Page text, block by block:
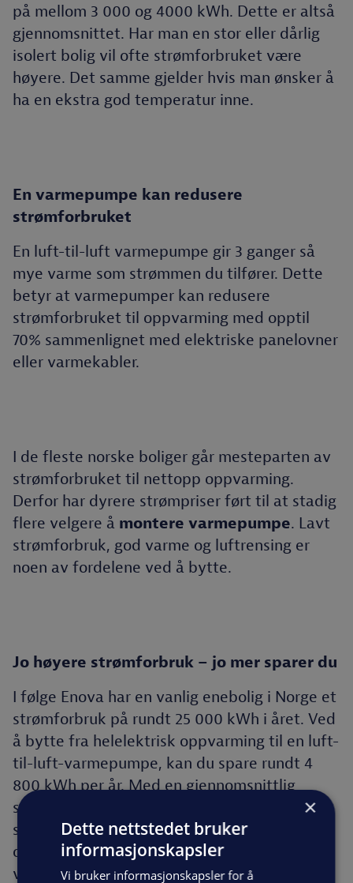
på mellom 3 000 og 4000 kWh. Dette er altså
gjennomsnittet. Har man en stor eller dårlig
isolert bolig vil ofte strømforbruket være
høyere. Det samme gjelder hvis man ønsker å
ha en ekstra god temperatur inne.
En varmepumpe kan redusere
strømforbruket
En luft-til-luft varmepumpe gir 3 ganger så
mye varme som strømmen du tilfører. Dette
betyr at varmepumper kan redusere
strømforbruket til oppvarming med opptil
70% sammenlignet med elektriske panelovner
eller varmekabler.
I de fleste norske boliger går mesteparten av
strømforbruket til nettopp oppvarming.
Derfor har dyrere strømpriser ført til at stadig
flere velgere å montere varmepumpe. Lavt
strømforbruk, god varme og luftrensing er
noen av fordelene ved å bytte.
Jo høyere strømforbruk – jo mer sparer du
I følge Enova har en vanlig enebolig i Norge et
strømforbruk på rundt 25 000 kWh i året. Ved
å bytte fra helelektrisk oppvarming til en luft-
til-luft-varmepumpe, kan du spare rundt 4
800 kWh per år. Med en gjennomsnittlig
strømpris på 1 kr per kWh, kan du dermed
spare rundt 72 000 kr i løpet av 15 år. Dette er
også hva man kan forvente av levetid til en
varmepumpe, noe som gjør det til en lønnsom
×
Dette nettstedet bruker
informasjonskapsler
Vi bruker informasjonskapsler for å